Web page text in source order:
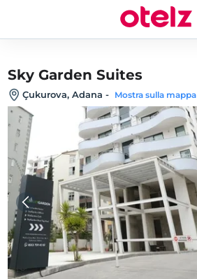
Sky Garden Suites
Çukurova, Adana - Mostra sulla mappa